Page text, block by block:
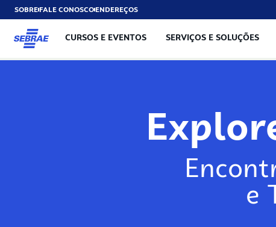
SOBREFALE CONOSCOENDEREÇOS
CURSOS E EVENTOS SERVIÇOS E SOLUÇÕES
e